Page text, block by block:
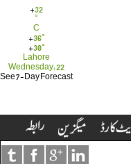
+32
°
C
+36°
+30°
Lahore
Wednesday, 22
See 7-Day Forecast